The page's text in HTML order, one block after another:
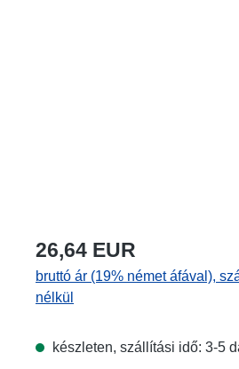
26,64 EUR
bruttó ár (19% német áfával),
nélkül
készleten, szállítási idő: 3-5